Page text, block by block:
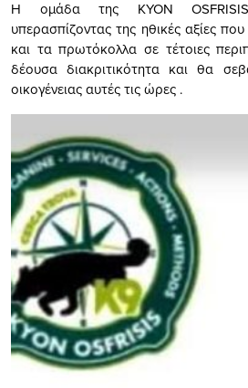
Η ομάδα της ΚΥΟΝ OSFRISIS
υπερασπίζοντας της ηθικές αξίες
και τα πρωτόκολλα σε τέτοιες
δέουσα διακριτικότητα και θα
οικογένειας αυτές τις ώρες .